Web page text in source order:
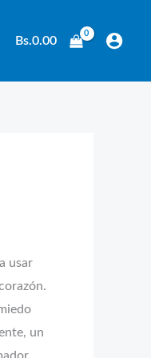
Bs.0.00
usar
un